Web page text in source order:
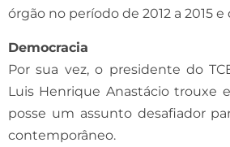
órgão no período de 2012 a 2015 e
Democracia
Por sua vez, o presidente do
Luis Henrique Anastácio trouxe
posse um assunto desafiador
contemporâneo.